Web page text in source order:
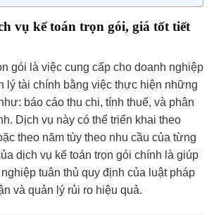
vụ kế toán trọn gói, giá tốt tiết
gói là việc cung cấp cho doanh nghiệp
lý tài chính bằng việc thực hiện những
báo cáo thu chi, tính thuế, và phân
Dịch vụ này có thể triển khai theo
theo năm tùy theo nhu cầu của từng
dịch vụ kế toán trọn gói chính là giúp
tuân thủ quy định của luật pháp
và quản lý rủi ro hiệu quả.